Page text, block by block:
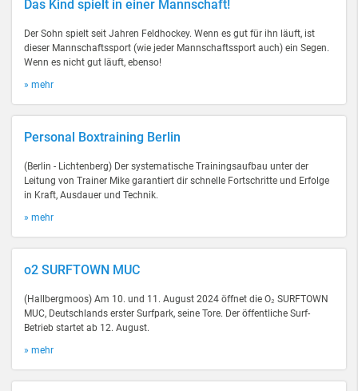
Das Kind spielt in einer Mannschaft!
Der Sohn spielt seit Jahren Feldhockey. Wenn es gut für ihn läuft, ist
dieser Mannschaftssport (wie jeder Mannschaftssport auch) ein Segen.
Wenn es nicht gut läuft, ebenso!
» mehr
Personal Boxtraining Berlin
(Berlin - Lichtenberg) Der systematische Trainingsaufbau unter der
Leitung von Trainer Mike garantiert dir schnelle Fortschritte und Erfolge
in Kraft, Ausdauer und Technik.
» mehr
o2 SURFTOWN MUC
(Hallbergmoos) Am 10. und 11. August 2024 öffnet die O₂ SURFTOWN
MUC, Deutschlands erster Surfpark, seine Tore. Der öffentliche Surf-
Betrieb startet ab 12. August.
» mehr